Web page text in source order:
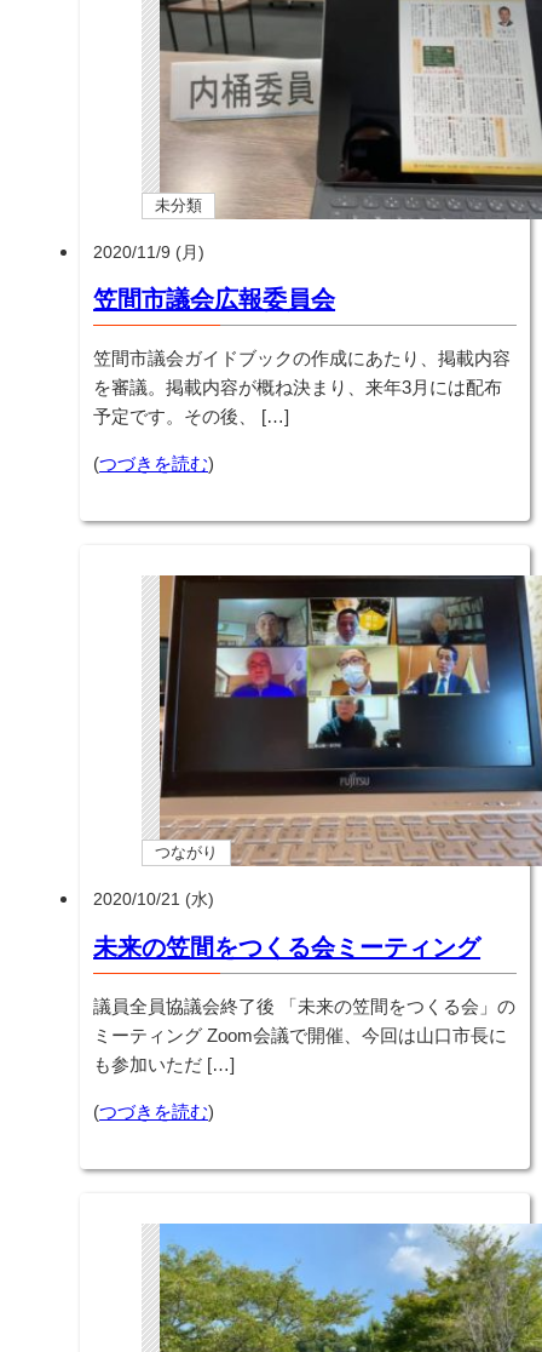
未分類
2020/11/9 (月)
笠間市議会広報委員会
笠間市議会ガイドブックの作成にあたり、掲載内容
を審議。掲載内容が概ね決まり、来年3月には配布
予定です。その後、 […]
(つづきを読む)
つながり
2020/10/21 (水)
未来の笠間をつくる会ミーティング
議員全員協議会終了後 「未来の笠間をつくる会」の
ミーティング Zoom会議で開催、今回は山口市長に
も参加いただ […]
(つづきを読む)